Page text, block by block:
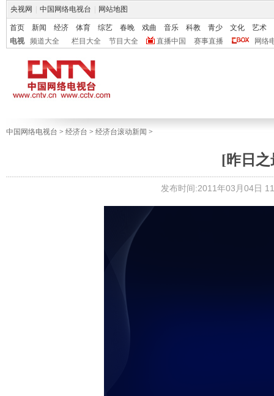
央视网 中国网络电视台 网站地图
首页 新闻 经济 体育 综艺 春晚 戏曲 音乐 科教 青少 文化
艺术
电视
频道大全 栏目大全 节目大全 直播中国 赛事直播 网络
中国网络电视台 > 经济台 > 经济台滚动新闻 >
[昨日
发布时间:2011年03月04日